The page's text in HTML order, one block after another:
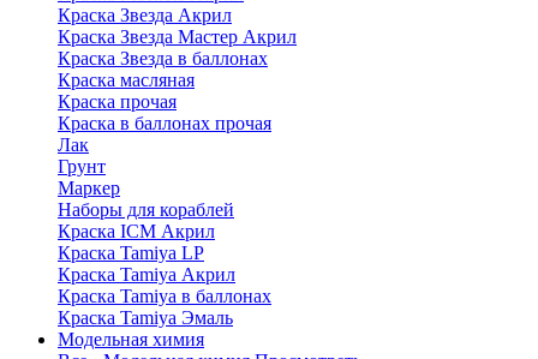
Краска Звезда Акрил
Краска Звезда Мастер Акрил
Краска Звезда в баллонах
Краска масляная
Краска прочая
Краска в баллонах прочая
Лак
Грунт
Маркер
Наборы для кораблей
Краска ICM Акрил
Краска Tamiya LP
Краска Tamiya Акрил
Краска Tamiya в баллонах
Краска Tamiya Эмаль
Модельная химия